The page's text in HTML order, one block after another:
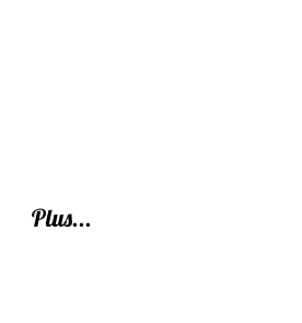
Plus...